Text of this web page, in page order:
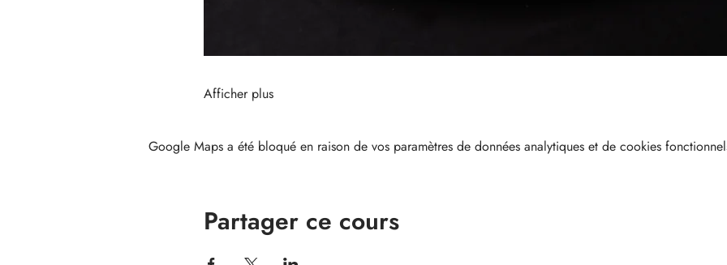
Afficher plus
Google Maps a été bloqué en raison de vos paramètres de données analytiques et de cookies
Partager ce cours